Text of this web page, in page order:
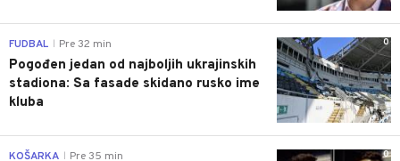
0
FUDBAL Pre 32 min
Pogođen jedan od najboljih ukrajinskih
stadiona: Sa fasade skidano rusko ime
kluba
0
KOŠARKA Pre 35 min